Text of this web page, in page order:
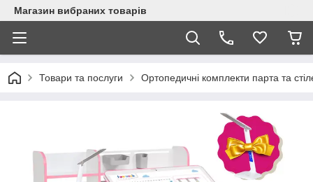
Магазин вибраних товарів
Товари та послуги Ортопедичні комплекти парта та